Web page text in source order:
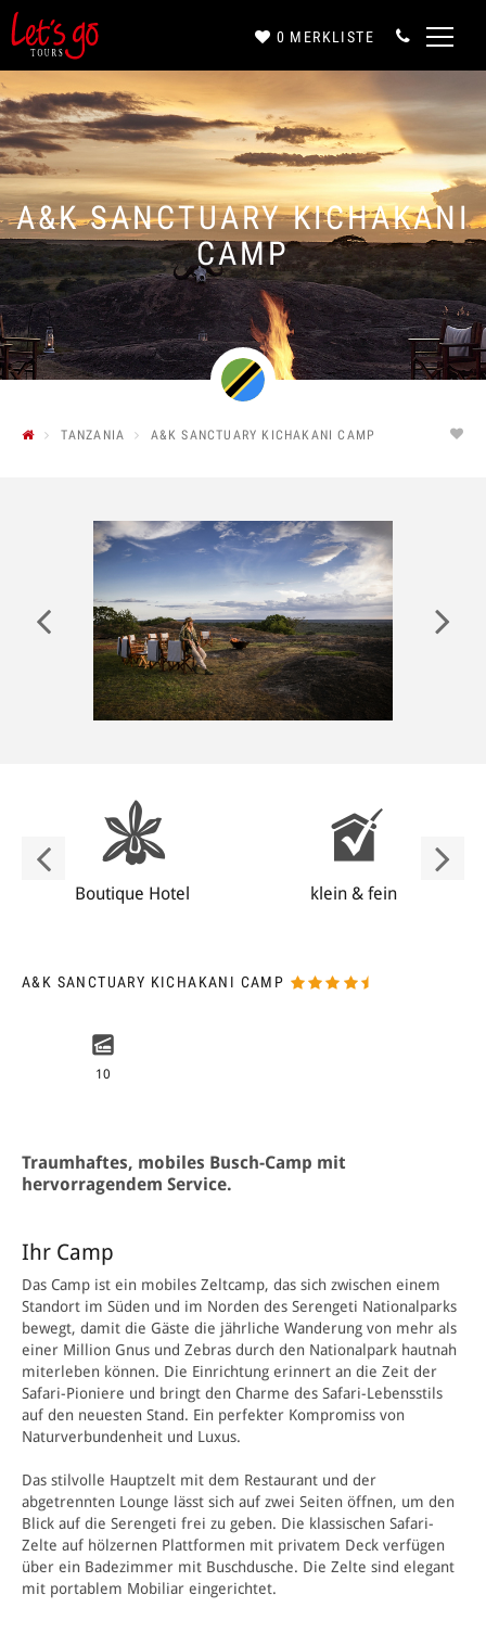
0 MERKLISTE
A&K SANCTUARY KICHAKANI
CAMP
TANZANIA A&K SANCTUARY KICHAKANI CAMP
Boutique Hotel klein & fein
A&K SANCTUARY KICHAKANI CAMP
10
Traumhaftes, mobiles Busch-Camp mit
hervorragendem Service.
Ihr Camp
Das Camp ist ein mobiles Zeltcamp, das sich zwischen einem
Standort im Süden und im Norden des Serengeti Nationalparks
bewegt, damit die Gäste die jährliche Wanderung von mehr als
einer Million Gnus und Zebras durch den Nationalpark hautnah
miterleben können. Die Einrichtung erinnert an die Zeit der
Safari-Pioniere und bringt den Charme des Safari-­Lebensstils
auf den neuesten Stand. Ein perfekter Kompromiss von
Naturverbundenheit und Luxus.
Das stilvolle Hauptzelt mit dem Restaurant und der
abgetrennten Lounge lässt sich auf zwei Seiten öffnen, um den
Blick auf die Serengeti frei zu geben. Die klassischen Safari­-
Zelte auf hölzernen Plattformen mit privatem Deck verfügen
über ein Badezimmer mit Buschdusche. Die Zelte sind elegant
mit portablem Mobiliar eingerichtet.
Anrede*
Vorname*
Nachname*
ANMELDEN